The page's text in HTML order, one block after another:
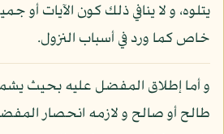
يتلوه، و لا ينافي ذلك كون الآيات أو
خاص كما ورد في أسباب النزول.
و أما إطلاق المفضل عليه بحيث
طالح أو صالح و لازمه انحصار